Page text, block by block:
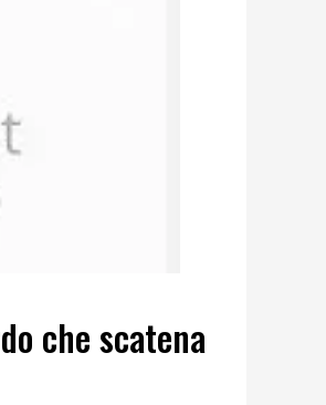
che scatena